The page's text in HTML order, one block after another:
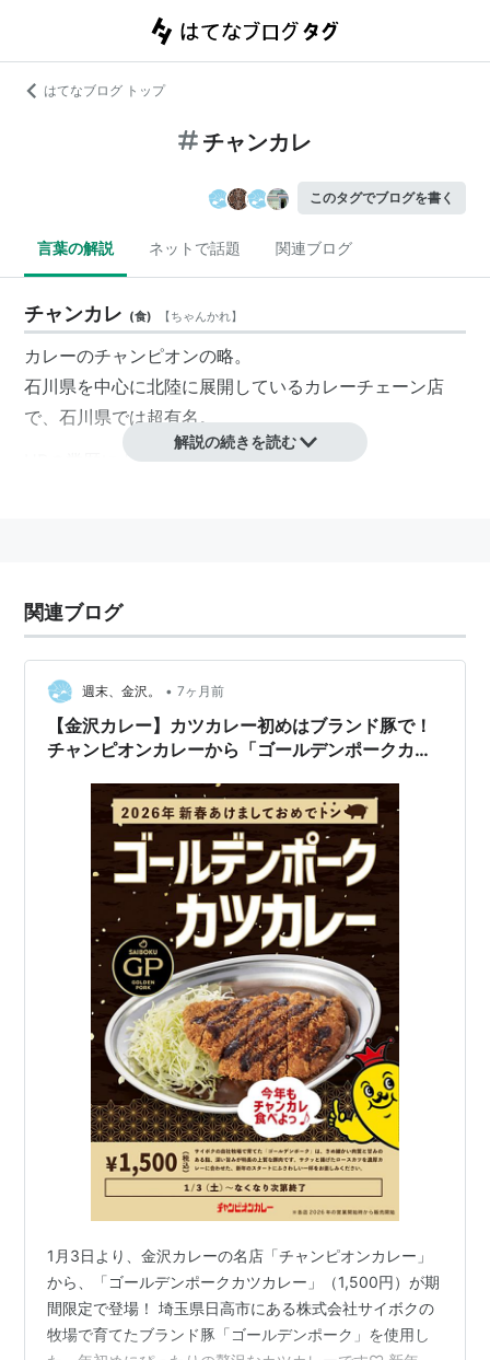
はてなブログ トップ
チャンカレ
このタグでブログを書く
言葉の解説 ネットで話題 関連ブログ
チャンカレ (食) 【ちゃんかれ】
カレーのチャンピオンの略。
石川県を中心に北陸に展開しているカレーチェーン店
で、石川県では超有名。
HPの業歴によれば
で、カレーの文化的価値と商業としてのありかた
在の原型を確立。平成４年に大型化リニューアル
により、文字どおりの“カレーのチャンピオン”と
して、石川のカレー文化の王座を確固たるものと
ャンピオンと言われるようになり、若者中心に絶
大なる支持を受けるに至る。
平成１２年度より、新たに１kg、２kgのカレーパ
ックを発売。同時に県外にも宅配便による発送も
可能となり、便利になったと好評を得る。近年、
県外よりのリピーターも増え、金沢のカレーと言
えば“チャンピオン”と言われるようになり、若者
の間でチャンカレーの愛称が定着し親しまれる。
何よりも昭和３６年当時、No.１シェフの田中吉和
（現社長）の作ったカレーソースを、まったく当
時のままの製造方法で守り育ててきたことが、こ
の石川とくに金沢の食文化風土の中で受け入れら
れ、また、愛され続ける。
解説の続きを読む
関連ブログ
週末、金沢。 • 7ヶ月前
【金沢カレー】カツカレー初めはブランド豚で！
チャンピオンカレーから「ゴールデンポークカツ
1月3日より、金沢カレーの名店「チャンピオンカレー」
から、「ゴールデンポークカツカレー」（1,500円）が期
間限定で登場！ 埼玉県日高市にある株式会社サイボクの
牧場で育てたブランド豚「ゴールデンポーク」を使用し